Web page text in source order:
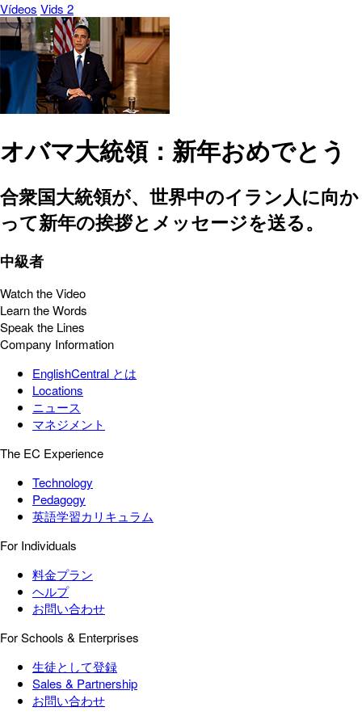
Vídeos Vids 2
オバマ大統領：新年おめでとう
合衆国大統領が、世界中のイラン人に向か
って新年の挨拶とメッセージを送る。
中級者
Watch the Video
Learn the Words
Speak the Lines
Company Information
EnglishCentral とは
Locations
ニュース
マネジメント
The EC Experience
Technology
Pedagogy
英語学習カリキュラム
For Individuals
料金プラン
ヘルプ
お問い合わせ
For Schools & Enterprises
生徒として登録
Sales & Partnership
お問い合わせ